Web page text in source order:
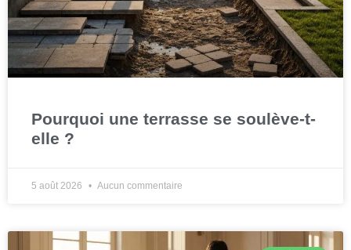
Pourquoi une terrasse se soulève-t-
elle ?
5 août 2026 Aucun commentaire